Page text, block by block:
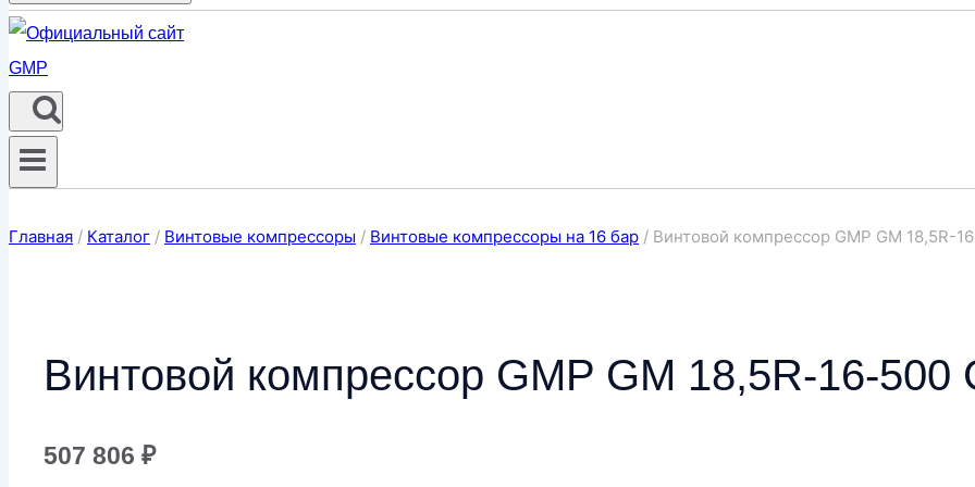
Главная / Каталог / Винтовые компрессоры / Винтовые компрессоры на 16 бар / Винтовой компрессор GMP GM 18,5R-
Винтовой компрессор GMP GM 18,5R-16-500
507 806 ₽